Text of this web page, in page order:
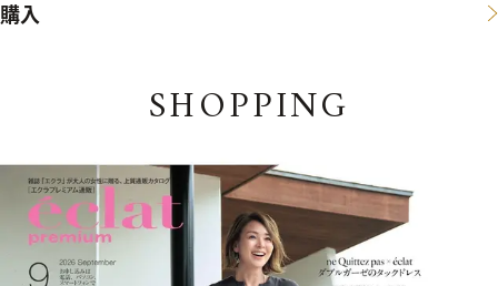
購入
SHOPPING